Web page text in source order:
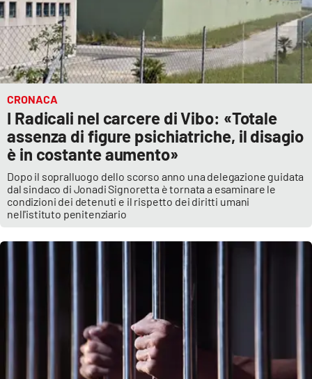
CRONACA
I Radicali nel carcere di Vibo: «Totale
assenza di figure psichiatriche, il disagio
è in costante aumento»
Dopo il sopralluogo dello scorso anno una delegazione guidata
dal sindaco di Jonadi Signoretta è tornata a esaminare le
condizioni dei detenuti e il rispetto dei diritti umani
nell'istituto penitenziario